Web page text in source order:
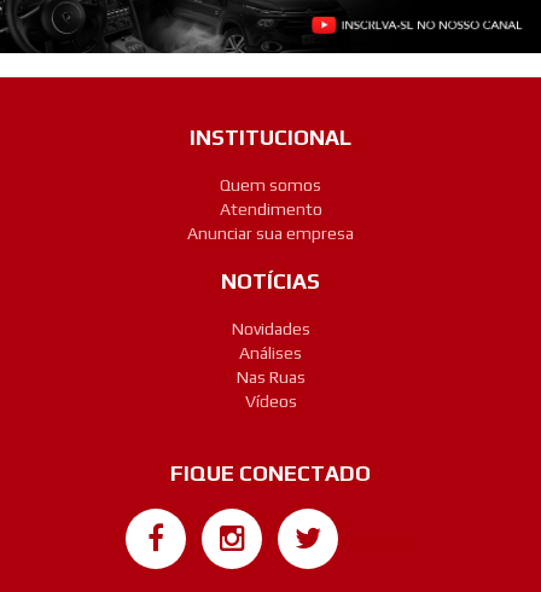
INSTITUCIONAL
Quem somos
Atendimento
Anunciar sua empresa
NOTÍCIAS
Novidades
Análises
Nas Ruas
Vídeos
FIQUE CONECTADO